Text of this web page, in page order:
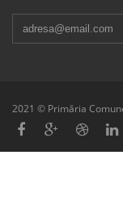
2021 © Primăria